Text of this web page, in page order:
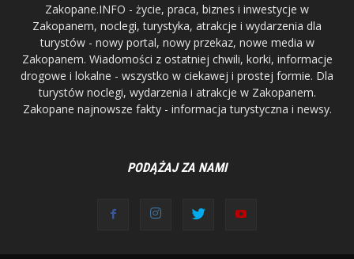
Zakopane.INFO - życie, praca, biznes i inwestycje w
Zakopanem, noclegi, turystyka, atrakcje i wydarzenia dla
turystów - nowy portal, nowy przekaz, nowe media w
Zakopanem. Wiadomości z ostatniej chwili, korki, informacje
drogowe i lokalne - wszystko w ciekawej i prostej formie. Dla
turystów noclegi, wydarzenia i atrakcje w Zakopanem.
Zakopane najnowsze fakty - informacja turystyczna i newsy.
PODĄŻAJ ZA NAMI